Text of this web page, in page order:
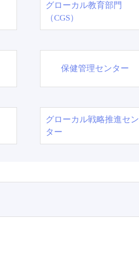
グローカル教育部門
（CGS）
保健管理センター
グローカル戦略推進セン
ター